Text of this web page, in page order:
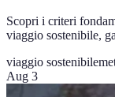
Scopri i criteri
viaggio sostenibile,
viaggio sostenibile
Aug 3